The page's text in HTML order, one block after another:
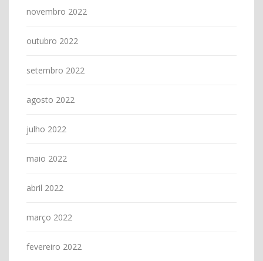
novembro 2022
outubro 2022
setembro 2022
agosto 2022
julho 2022
maio 2022
abril 2022
março 2022
fevereiro 2022